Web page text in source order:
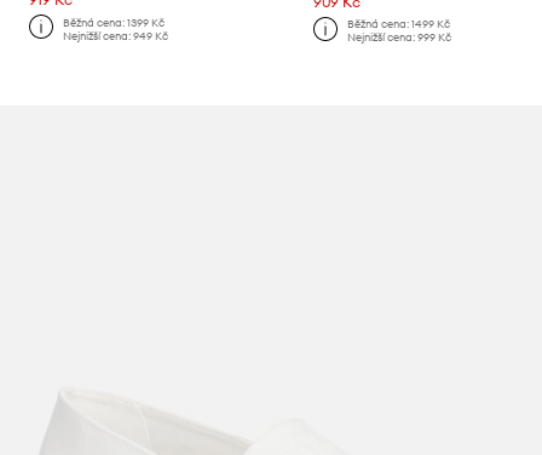
Běžná cena:1399 Kč
Nejnižší cena:949 Kč
Běžná cena: 1499 Kč
Nejnižší cena: 999 Kč